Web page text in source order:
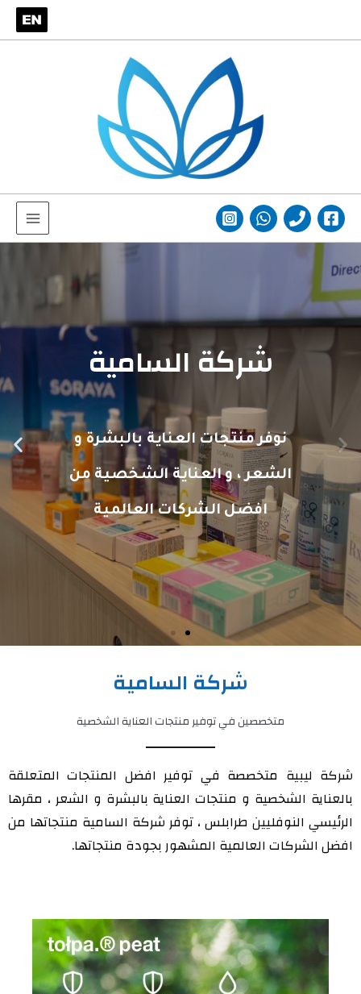
Main
Menu
شركة السامية
نوفر منتجات العناية بالبشرة و
الشعر ، و العناية الشخصية من
افضل الشركات العالمية
P
r
e
v
i
o
N
e
x
شركة السامية
متخصصين في توفير منتجات العناية الشخصية
شركة ليبية متخصصة في توفير افضل المنتجات المتعلقة
بالعناية الشخصية و منتجات العناية بالبشرة و الشعر ، مقرها
الرئيسي النوفليين طرابلس ، توفر شركة السامية منتجاتها من
افضل الشركات العالمية المشهور بجودة منتجاتها.